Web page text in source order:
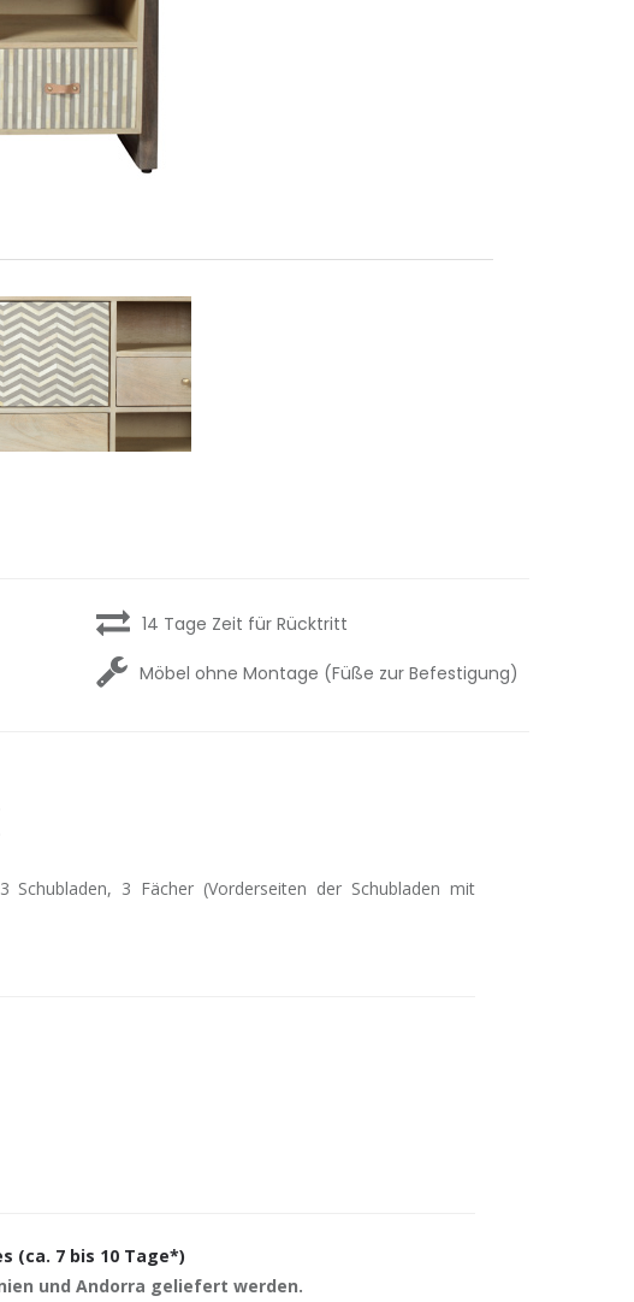
14 Tage Zeit für Rücktritt
Möbel ohne Montage (Füße zur Befestigung)
3 Fächer (Vorderseiten der Schubladen mit
(ca. 7 bis 10 Tage*)
und Andorra geliefert werden.